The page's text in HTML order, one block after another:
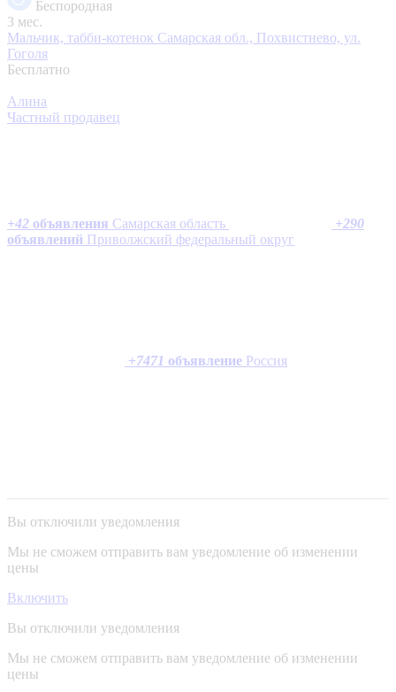
Беспородная
3 мес.
Мальчик, табби-котенок Самарская обл., Похвистнево, ул.
Гоголя
Бесплатно
Алина
Частный продавец
+42 объявления Самарская область +290
объявлений Приволжский федеральный округ
+7471 объявление Россия
Вы отключили уведомления
Мы не сможем отправить вам уведомление об изменении
цены
Включить
Вы отключили уведомления
Мы не сможем отправить вам уведомление об изменении
цены